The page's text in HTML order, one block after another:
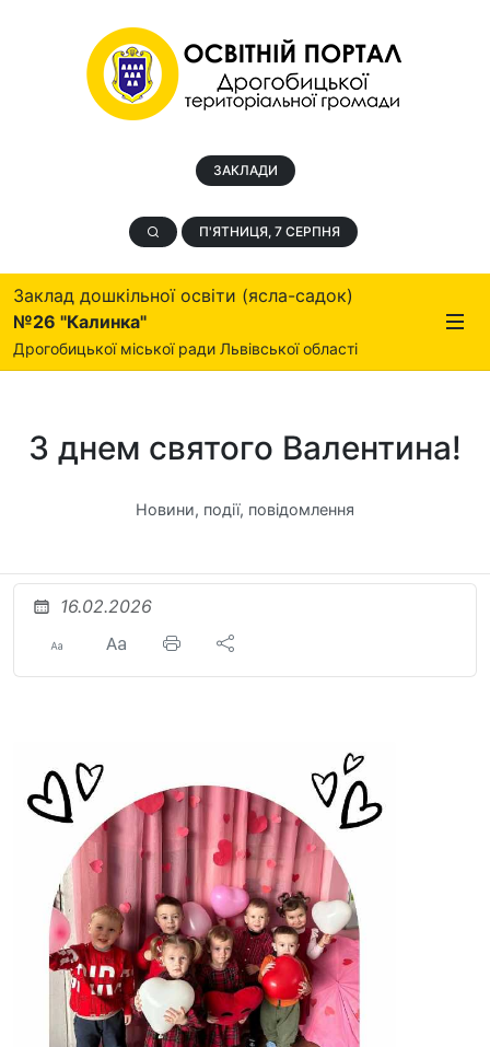
ЗАКЛАДИ
П'ЯТНИЦЯ, 7 СЕРПНЯ
Заклад дошкільної освіти (ясла-садок)
№26 "Калинка"
Дрогобицької міської ради Львівської області
З днем святого Валентина!
Новини, події, повідомлення
16.02.2026